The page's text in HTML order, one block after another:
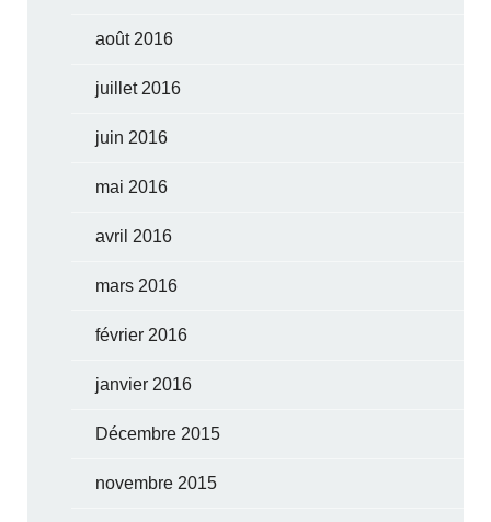
août 2016
juillet 2016
juin 2016
mai 2016
avril 2016
mars 2016
février 2016
janvier 2016
Décembre 2015
novembre 2015